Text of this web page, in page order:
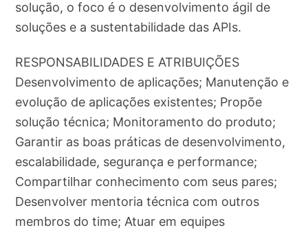
solução, o foco é o desenvolvimento ágil de
soluções e a sustentabilidade das APIs.
RESPONSABILIDADES E ATRIBUIÇÕES
Desenvolvimento de aplicações; Manutenção e
evolução de aplicações existentes; Propõe
solução técnica; Monitoramento do produto;
Garantir as boas práticas de desenvolvimento,
escalabilidade, segurança e performance;
Compartilhar conhecimento com seus pares;
Desenvolver mentoria técnica com outros
membros do time; Atuar em equipes